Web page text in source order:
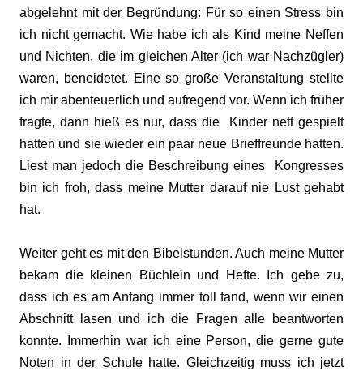
abgelehnt mit der Begründung: Für so einen Stress bin
ich nicht gemacht. Wie habe ich als Kind meine Neffen
und Nichten, die im gleichen Alter (ich war Nachzügler)
waren, beneidetet. Eine so große Veranstaltung stellte
ich mir abenteuerlich und aufregend vor. Wenn ich früher
fragte, dann hieß es nur, dass die Kinder nett gespielt
hatten und sie wieder ein paar neue Brieffreunde hatten.
Liest man jedoch die Beschreibung eines Kongresses
bin ich froh, dass meine Mutter darauf nie Lust gehabt
hat.
Weiter geht es mit den Bibelstunden. Auch meine Mutter
bekam die kleinen Büchlein und Hefte. Ich gebe zu,
dass ich es am Anfang immer toll fand, wenn wir einen
Abschnitt lasen und ich die Fragen alle beantworten
konnte. Immerhin war ich eine Person, die gerne gute
Noten in der Schule hatte. Gleichzeitig muss ich jetzt